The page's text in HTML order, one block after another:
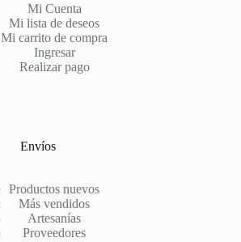
Mi Cuenta
Mi lista de deseos
Mi carrito de compra
Ingresar
Realizar pago
Envíos
Productos nuevos
Más vendidos
Artesanías
Proveedores